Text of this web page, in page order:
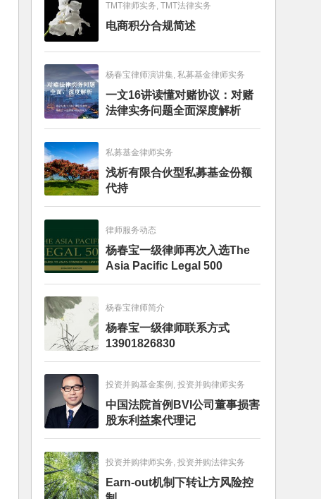
TMT律师实务, TMT法律实务
电商积分合规简述
杨春宝律师演讲集, 私募基金律师实务
一文16讲读懂对赌协议：对赌
法律实务问题全面深度解析
私募基金律师实务
浅析有限合伙型私募基金份额
代持
律师服务动态
杨春宝一级律师再次入选The
Asia Pacific Legal 500
杨春宝律师简介
杨春宝一级律师联系方式
13901826830
投资并购基金案例, 投资并购律师实务
中国法院首例BVI公司董事损害
股东利益案代理记
投资并购律师实务, 投资并购法律实务
Earn-out机制下转让方风险控